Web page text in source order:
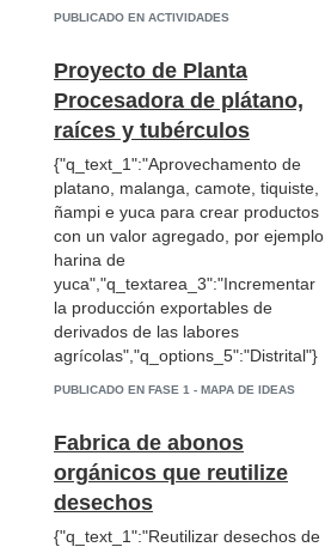
PUBLICADO EN ACTIVIDADES
Proyecto de Planta
Procesadora de plátano,
raíces y tubérculos
{"q_text_1":"Aprovechamento de
platano, malanga, camote, tiquiste,
ñampi e yuca para crear productos
con un valor agregado, por ejemplo
harina de
yuca","q_textarea_3":"Incrementar
la producción exportables de
derivados de las labores
agrícolas","q_options_5":"Distrital"}
PUBLICADO EN FASE 1 - MAPA DE IDEAS
Fabrica de abonos
orgánicos que reutilize
desechos
{"q_text_1":"Reutilizar desechos de